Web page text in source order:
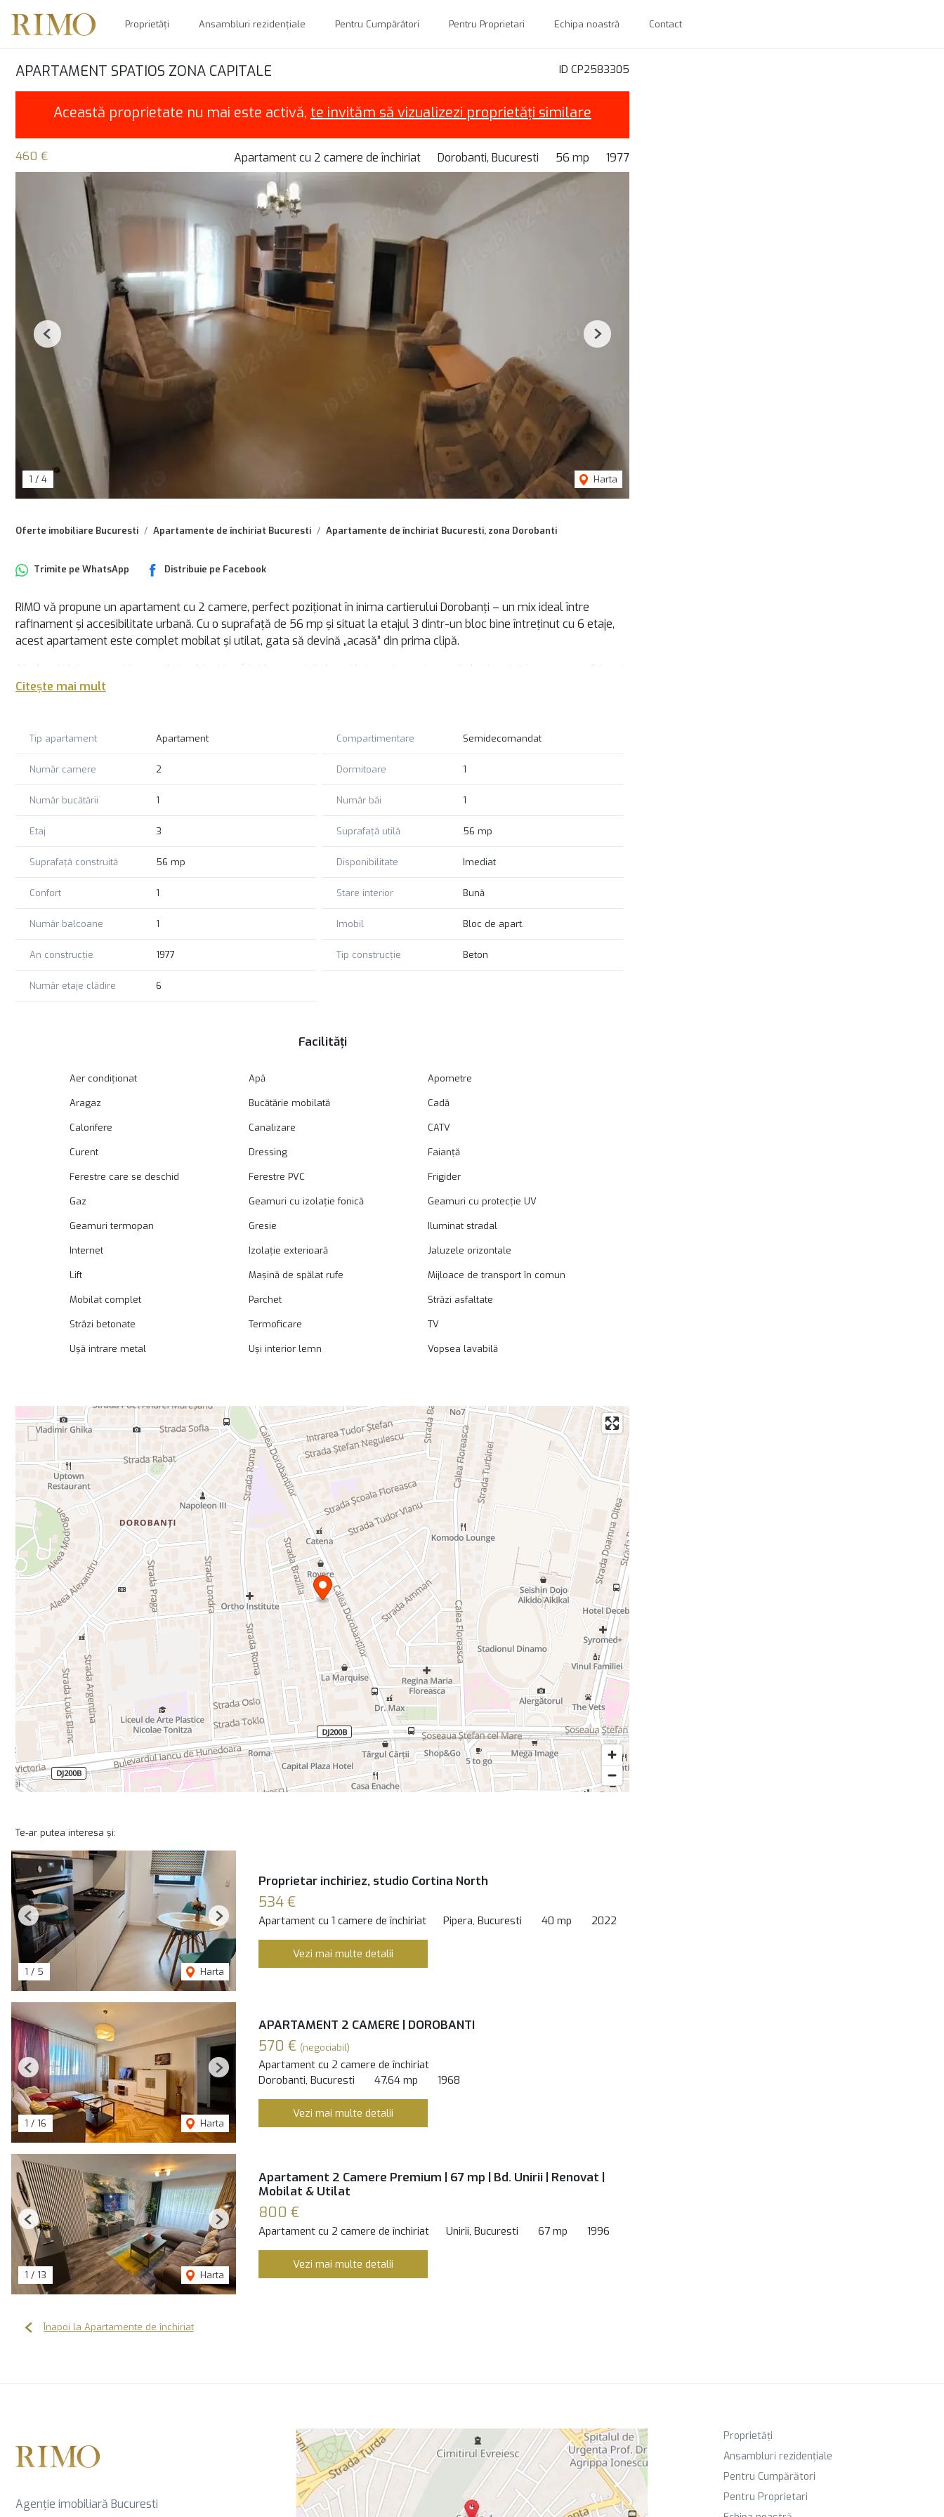
Proprietăți Ansambluri rezidențiale Pentru Cumpărători Pentru Proprietari Echipa noastră Contact
ID CP2583305
APARTAMENT SPATIOS ZONA CAPITALE
Această proprietate nu mai este activă, te invităm să vizualizezi proprietăți similare
460 € Apartament cu 2 camere de închiriat Dorobanti, Bucuresti 56 mp 1977
1 / 4 Harta
Previous Next
Oferte imobiliare Bucuresti Apartamente de închiriat Bucuresti Apartamente de închiriat Bucuresti, zona Dorobanti
Trimite pe WhatsApp Distribuie pe Facebook
RIMO vă propune un apartament cu 2 camere, perfect poziționat în inima cartierului Dorobanți – un mix ideal între
rafinament și accesibilitate urbană. Cu o suprafață de 56 mp și situat la etajul 3 dintr-un bloc bine întreținut cu 6 etaje,
acest apartament este complet mobilat și utilat, gata să devină „acasă” din prima clipă.
Ai o bucătărie separată, complet echipată – frigider, mașină de spălat, cuptor – și o zonă de zi aerisită, cu aer condiționat
și boiler, pentru confort garantat în orice sezon. Locuința e luminoasă și bine compartimentată, într-o zonă selectă și
putea să nu-ți mai dorești altceva!
Citește mai mult
Tip apartament Apartament Compartimentare Semidecomandat
Număr camere 2 Dormitoare 1
Număr bucătării 1 Număr băi 1
Etaj 3 Suprafață utilă 56 mp
Suprafață construită 56 mp Disponibilitate Imediat
Confort 1 Stare interior Bună
Număr balcoane 1 Imobil Bloc de apart.
An construcție 1977 Tip construcție Beton
Număr etaje clădire 6
Facilități
Aer condiționat Apă Apometre
Aragaz Bucătărie mobilată Cadă
Calorifere Canalizare CATV
Curent Dressing Faianță
Ferestre care se deschid Ferestre PVC Frigider
Gaz Geamuri cu izolație fonică Geamuri cu protecție UV
Geamuri termopan Gresie Iluminat stradal
Internet Izolație exterioară Jaluzele orizontale
Lift Mașină de spălat rufe Mijloace de transport în comun
Mobilat complet Parchet Străzi asfaltate
Străzi betonate Termoficare TV
Ușă intrare metal Uși interior lemn Vopsea lavabilă
Te-ar putea interesa și:
1 / 5 Harta
Previous Next
Proprietar inchiriez, studio Cortina North
534 €
Apartament cu 1 camere de închiriat Pipera, Bucuresti 40 mp 2022
Vezi mai multe detalii
1 / 16 Harta
Previous Next
APARTAMENT 2 CAMERE | DOROBANTI
570 € (negociabil)
Apartament cu 2 camere de închiriat
Dorobanti, Bucuresti
47.64 mp 1968
Vezi mai multe detalii
1 / 13 Harta
Previous Next
Apartament 2 Camere Premium | 67 mp | Bd. Unirii | Renovat |
Mobilat & Utilat
800 €
Apartament cu 2 camere de închiriat Unirii, Bucuresti 67 mp 1996
Vezi mai multe detalii
Înapoi la Apartamente de închiriat
Agenție imobiliară Bucuresti
Proprietăți
Ansambluri rezidențiale
Pentru Cumpărători
Pentru Proprietari